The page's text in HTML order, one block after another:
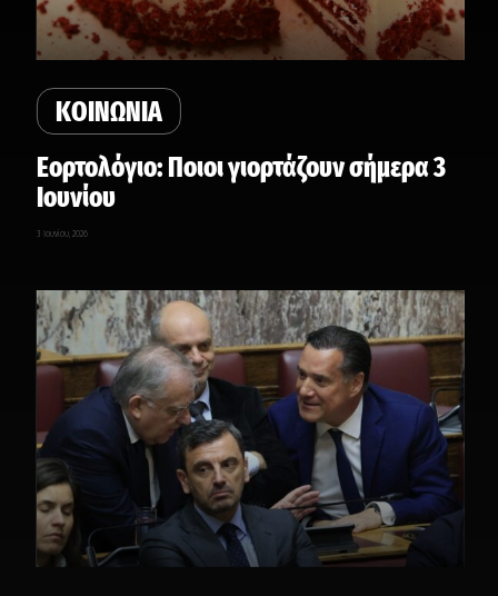
ΚΟΙΝΩΝΙΑ
Εορτολόγιο: Ποιοι γιορτάζουν σήμερα 3
Ιουνίου
3 Ιουνίου, 2026